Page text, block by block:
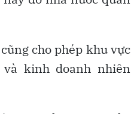
cho phép khu vực
kinh doanh nhiên